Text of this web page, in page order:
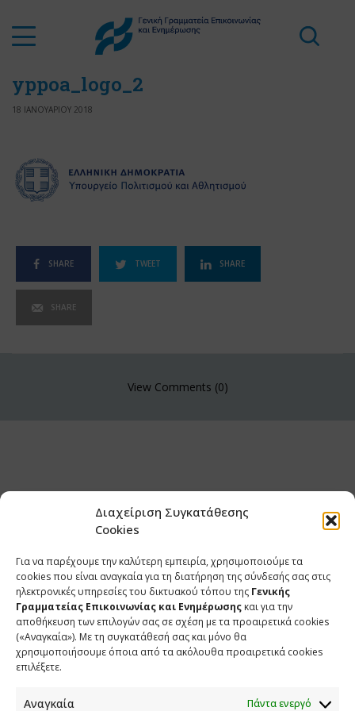
Διαχείριση Συγκατάθεσης
Cookies
Για να παρέχουμε την καλύτερη εμπειρία, χρησιμοποιούμε τα
cookies που είναι αναγκαία για τη διατήρηση της σύνδεσής σας στις
ηλεκτρονικές υπηρεσίες του δικτυακού τόπου της Γενικής
Γραμματείας Επικοινωνίας και Ενημέρωσης και για την
αποθήκευση των επιλογών σας σε σχέση με τα προαιρετικά cookies
(«Αναγκαία»). Με τη συγκατάθεσή σας και μόνο θα
χρησιμοποιήσουμε όποια από τα ακόλουθα προαιρετικά cookies
επιλέξετε.
Αναγκαία Πάντα ενεργό
yppoa_logo_2
18 ΙΑΝΟΥΑΡΙΟΥ 2018
SHARE TWEET SHARE
SHARE
View Comments (0)
ΕΠΙΚΟΙΝΩΝΙΑ
Φραγκούδη 11 & Αλεξάνδρου Πάντου